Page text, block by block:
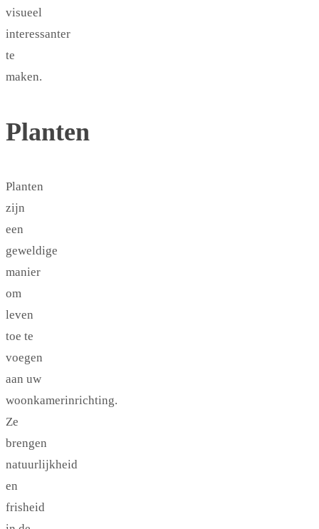
visueel
interessanter
te
maken.
Planten
Planten
zijn
een
geweldige
manier
om
leven
toe te
voegen
aan uw
woonkamerinrichting.
Ze
brengen
natuurlijkheid
en
frisheid